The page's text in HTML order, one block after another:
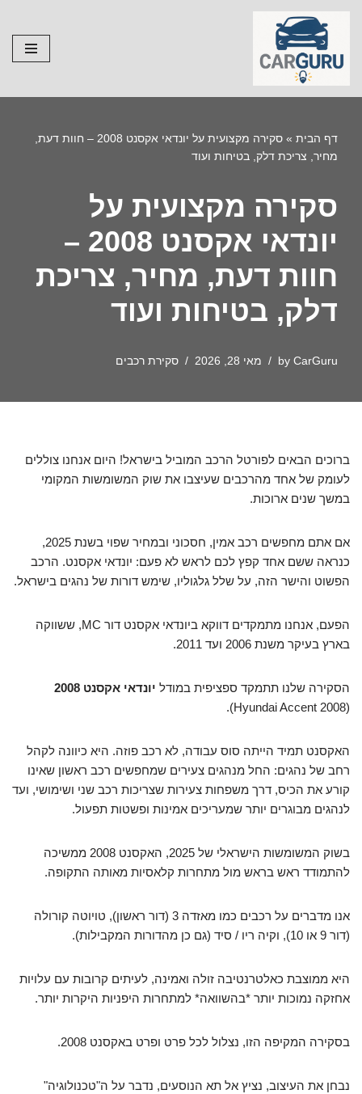
Skip
to
content
דף הבית »
סקירה מקצועית על יונדאי אקסנט 2008 – חוות דעת,
מחיר, צריכת דלק, בטיחות ועוד
סקירה מקצועית על
יונדאי אקסנט 2008 –
חוות דעת, מחיר, צריכת
דלק, בטיחות ועוד
by CarGuru מאי 28, 2026 סקירת רכבים
ברוכים הבאים לפורטל הרכב המוביל בישראל! היום אנחנו צוללים
לעומק של אחד מהרכבים שעיצבו את שוק המשומשות המקומי
במשך שנים ארוכות.
אם אתם מחפשים רכב אמין, חסכוני ובמחיר שפוי בשנת 2025,
כנראה ששם אחד קפץ לכם לראש לא פעם: יונדאי אקסנט. הרכב
הפשוט והישר הזה, על שלל גלגוליו, שימש דורות של נהגים בישראל.
הפעם, אנחנו מתמקדים דווקא ביונדאי אקסנט דור MC, ששווקה
בארץ בעיקר משנת 2006 ועד 2011.
הסקירה שלנו תתמקד ספציפית במודל יונדאי אקסנט 2008
(Hyundai Accent 2008).
האקסנט תמיד הייתה סוס עבודה, לא רכב פוזה. היא כיוונה לקהל
רחב של נהגים: החל מנהגים צעירים שמחפשים רכב ראשון שאינו
קורע את הכיס, דרך משפחות צעירות שצריכות רכב שני ושימושי, ועד
לנהגים מבוגרים יותר שמעריכים אמינות ופשטות תפעול.
בשוק המשומשות הישראלי של 2025, האקסנט 2008 ממשיכה
להתמודד ראש בראש מול מתחרות קלאסיות מאותה התקופה.
אנו מדברים על רכבים כמו מאזדה 3 (דור ראשון), טויוטה קורולה
(דור 9 או 10), וקיה ריו / סיד (גם כן מהדורות המקבילות).
היא ממוצבת כאלטרנטיבה זולה ואמינה, לעיתים קרובות עם עלויות
אחזקה נמוכות יותר *בהשוואה* למתחרות היפניות היקרות יותר.
בסקירה המקיפה הזו, נצלול לכל פרט ופרט באקסנט 2008.
נבחן את העיצוב, נציץ אל תא הנוסעים, נדבר על ה"טכנולוגיה"